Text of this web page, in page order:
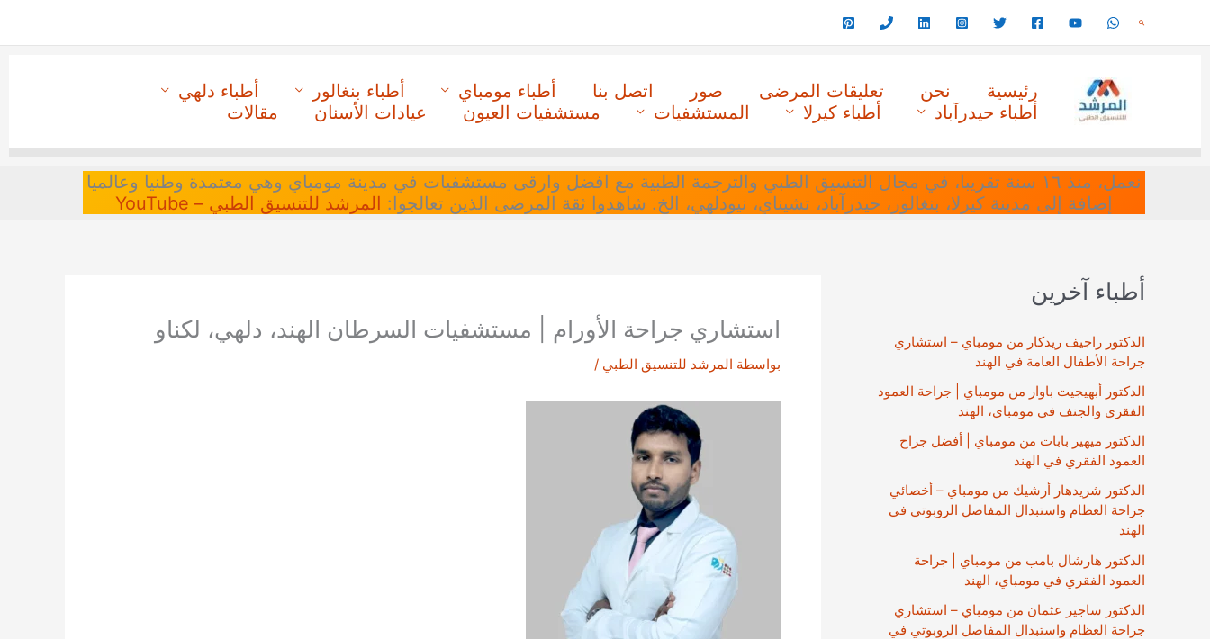
البحث
رئيسية نحن تعليقات المرضى صور اتصل بنا أطباء مومباي أطباء بنغالور
أطباء دلهي
أطباء حيدرآباد
أطباء كيرلا المستشفيات مستشفيات العيون عيادات الأسنان مقالات
نعمل، منذ ١٦ سنة تقريبا، في مجال التنسيق الطبي والترجمة الطبية مع افضل وارقى مستشفيات في مدينة مومباي وهي معتمدة وطنيا وعالميا
إضافة إلى مدينة كيرلا، بنغالور، حيدرآباد، تشيناي، نيودلهي، الخ. شاهدوا ثقة المرضى الذين تعالجوا: المرشد للتنسيق الطبي – YouTube
أطباء آخرين
الدكتور راجيف ريدكار من مومباي – استشاري
جراحة الأطفال العامة في الهند
الدكتور أبهيجيت باوار من مومباي | جراحة العمود
الفقري والجنف في مومباي، الهند
الدكتور ميهير بابات من مومباي | أفضل جراح
العمود الفقري في الهند
الدكتور شريدهار أرشيك من مومباي – أخصائي
جراحة العظام واستبدال المفاصل الروبوتي في
الهند
الدكتور هارشال بامب من مومباي | جراحة
العمود الفقري في مومباي، الهند
الدكتور ساجير عثمان من مومباي – استشاري
جراحة العظام واستبدال المفاصل الروبوتي في
استشاري جراحة الأورام | مستشفيات السرطان الهند، دلهي، لكناو
بواسطة المرشد للتنسيق الطبي /